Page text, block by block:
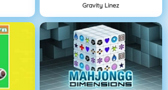
Gravity Linez